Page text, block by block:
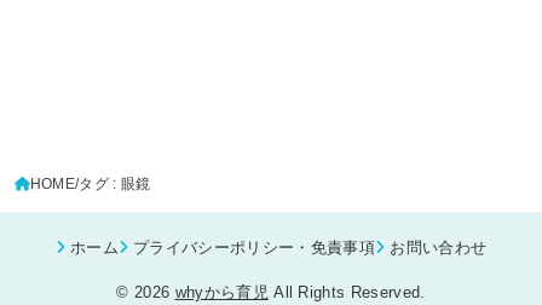
HOME タグ : 眼鏡
ホーム プライバシーポリシー・免責事項 お問い合わせ
© 2026 whyから育児All Rights Reserved.